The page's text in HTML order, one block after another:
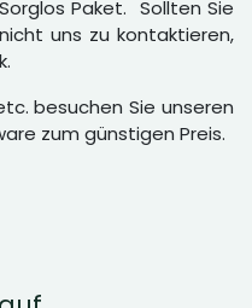
Paket. Sollten Sie
uns zu kontaktieren,
besuchen Sie unseren
zum günstigen Preis.